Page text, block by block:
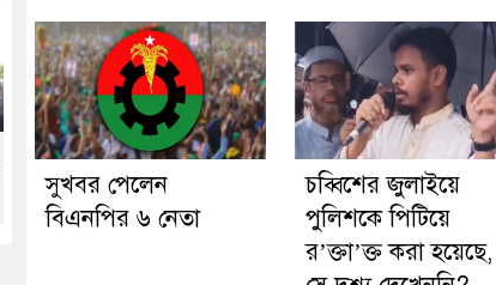
সুখবর পেলেন
বিএনপির ৬ নেতা
চব্বিশের জুলাইয়ে
পুলিশকে পিটিয়ে
র’ক্তা’ক্ত করা হয়েছে,